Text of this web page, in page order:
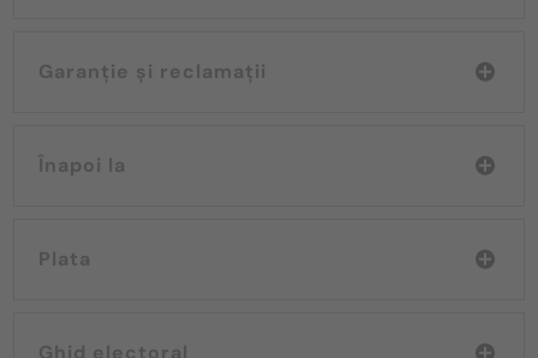
Garanție și reclamații
Înapoi la
Plata
Ghid electoral